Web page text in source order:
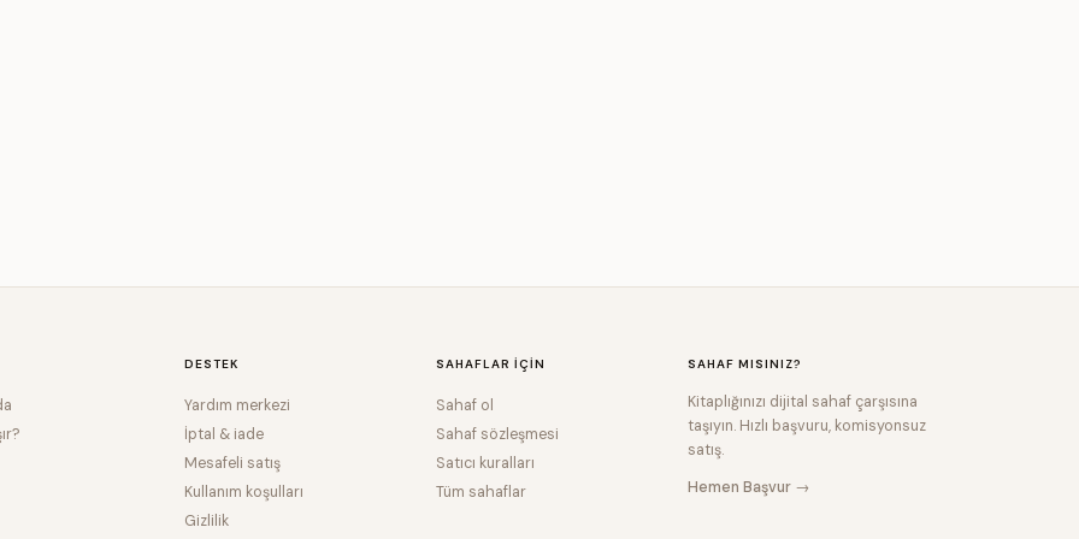
DESTEK
Yardım merkezi
İptal & iade
Mesafeli satış
Kullanım koşulları
Gizlilik
SAHAFLAR IÇIN
Sahaf ol
Sahaf sözleşmesi
Satıcı kuralları
Tüm sahaflar
SAHAF MISINIZ?
Kitaplığınızı dijital sahaf çarşısına
taşıyın. Hızlı başvuru, komisyonsuz
satış.
Hemen Başvur →